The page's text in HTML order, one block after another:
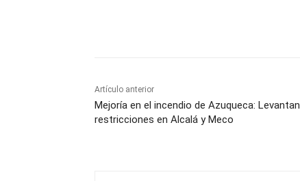
Artículo anterior
Mejoría en el incendio de Azuqueca: Levantan
restricciones en Alcalá y Meco